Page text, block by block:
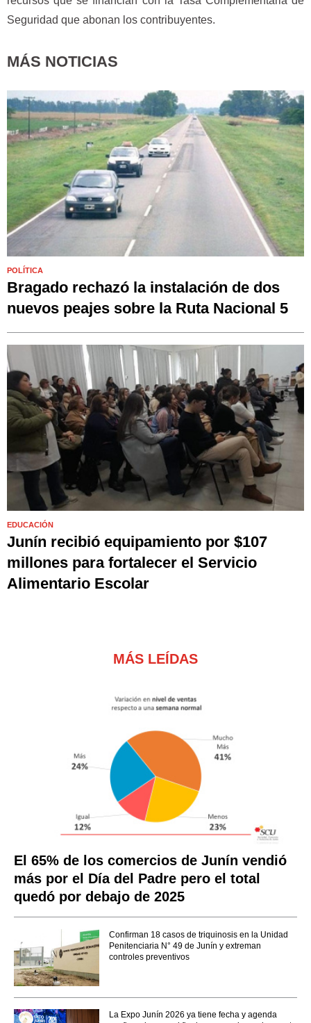
Seguridad que abonan los contribuyentes.
MÁS NOTICIAS
POLÍTICA
Bragado rechazó la instalación de dos
nuevos peajes sobre la Ruta Nacional 5
EDUCACIÓN
Junín recibió equipamiento por $107
millones para fortalecer el Servicio
Alimentario Escolar
MÁS LEÍDAS
El 65% de los comercios de Junín vendió
más por el Día del Padre pero el total
quedó por debajo de 2025
Confirman 18 casos de triquinosis en la Unidad
Penitenciaria N° 49 de Junín y extreman
controles preventivos
La Expo Junín 2026 ya tiene fecha y agenda